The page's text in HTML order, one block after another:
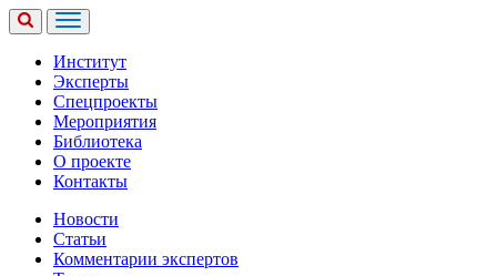
Институт
Эксперты
Спецпроекты
Мероприятия
Библиотека
О проекте
Контакты
Новости
Статьи
Комментарии экспертов